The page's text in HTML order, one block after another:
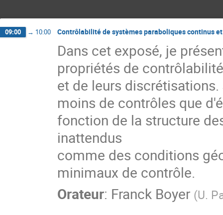
09:00 → 10:00 Contrôlabilité de systèmes paraboliques continus
Dans cet exposé, je
propriétés de
et de leurs
moins de contrôles que
fonction de la structure
inattendus
comme des conditions
minimaux de contrôle.
Orateur: Franck Boyer (U.